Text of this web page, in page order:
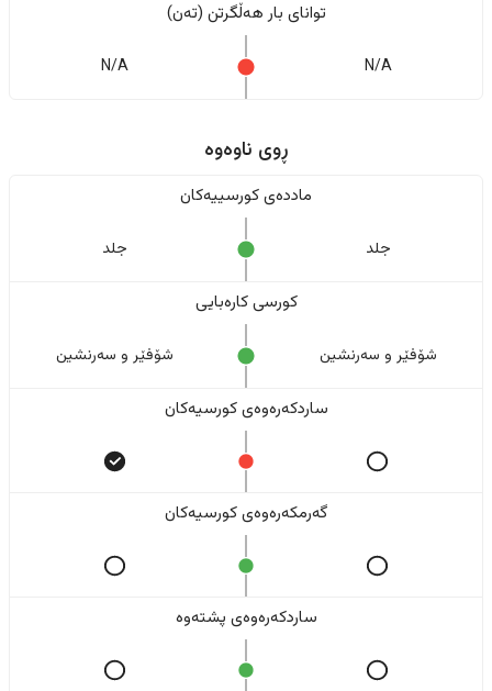
تواناى بار هەڵگرتن (تەن)
N/A
N/A
ڕوی ناوەوە
ماددەی کورسییەکان
جلد جلد
کورسی کارەبایی
شۆفێر و سەرنشین شۆفێر و سەرنشین
ساردکەرەوەی کورسیەکان
گەرمکەرەوەی کورسیەکان
ساردکەرەوەی پشتەوە